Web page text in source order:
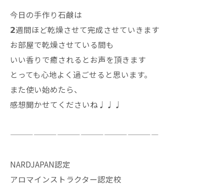
今日の手作り石鹸は
𝟮週間ほど乾燥させて完成させていきます
お部屋で乾燥させている間も
いい香りで癒されるとお声を頂きます
とっても心地よく過ごせると思います。
また使い始めたら、
感想聞かせてくださいね♩♩♩
———————————————————
NARDJAPAN認定
アロマインストラクター認定校